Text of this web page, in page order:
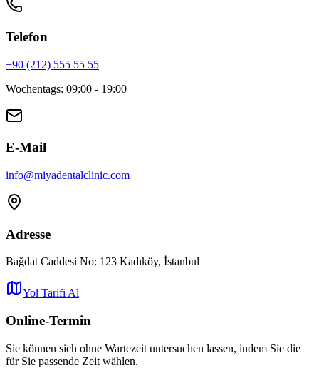
Telefon
+90 (212) 555 55 55
Wochentags: 09:00 - 19:00
E-Mail
info@miyadentalclinic.com
Adresse
Bağdat Caddesi No: 123 Kadıköy, İstanbul
Yol Tarifi Al
Online-Termin
Sie können sich ohne Wartezeit untersuchen lassen, indem Sie die
für Sie passende Zeit wählen.